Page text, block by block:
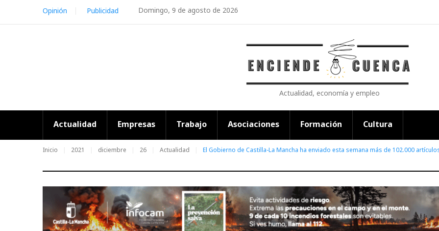
content
Domingo, 9 de agosto de 2026
Opinión Publicidad
Actualidad, economía y empleo
Actualidad Empresas Trabajo Asociaciones Formación Cultura
Inicio 2021 diciembre 26 Actualidad El Gobierno de Castilla-La Mancha ha enviado esta semana más de 102.000